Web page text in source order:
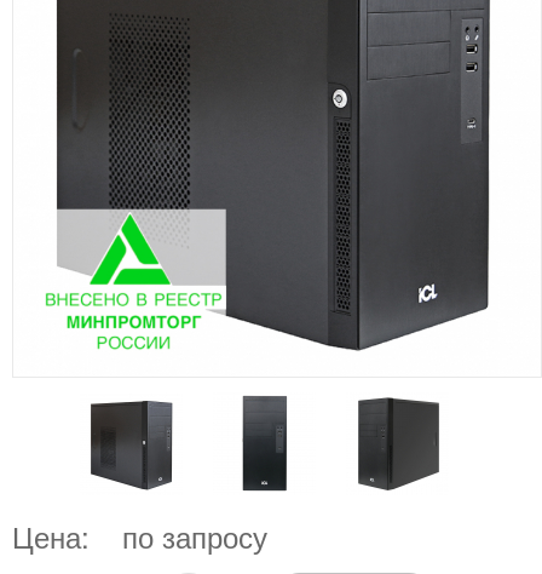
Цена: по запросу